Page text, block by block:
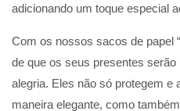
adicionando um toque especial
Com os nossos sacos de papel
de que os seus presentes
alegria. Eles não só protegem e
maneira elegante, como